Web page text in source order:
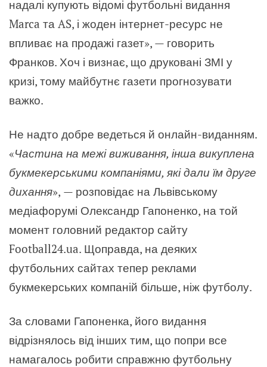
надалі купують відомі футбольні видання
Marca та AS, і жоден інтернет-ресурс не
впливає на продажі газет», — говорить
Франков. Хоч і визнає, що друковані ЗМІ у
кризі, тому майбутнє газети прогнозувати
важко.
Не надто добре ведеться й онлайн-виданням.
«Частина на межі виживання, інша викуплена
букмекерськими компаніями, які дали їм друге
дихання», — розповідає на Львівському
медіафорумі Олександр Гапоненко, на той
момент головний редактор сайту
Football24.ua. Щоправда, на деяких
футбольних сайтах тепер реклами
букмекерських компаній більше, ніж футболу.
За словами Гапоненка, його видання
відрізнялось від інших тим, що попри все
намагалось робити справжню футбольну